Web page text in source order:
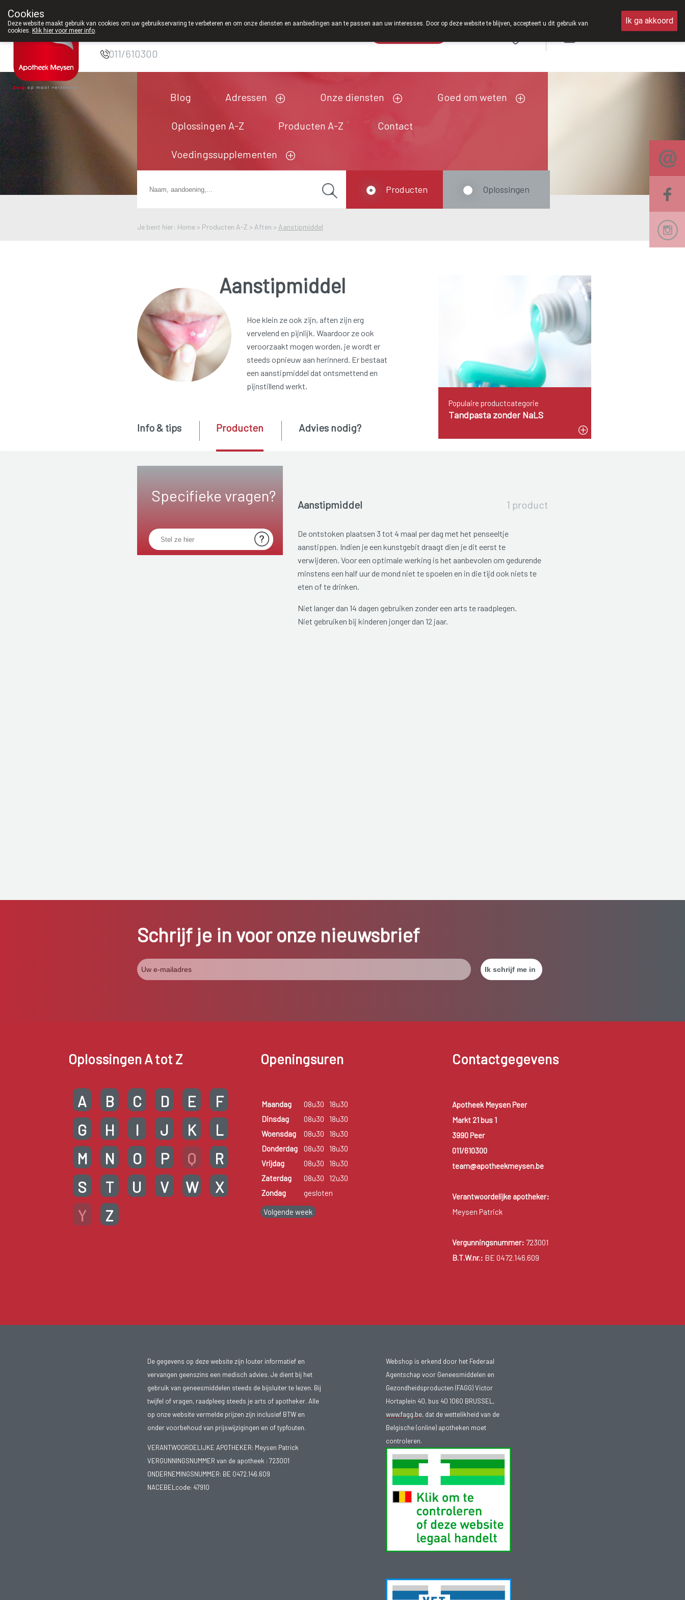
Apotheek Meysen
011/610300
Blog Adressen Onze diensten Goed om weten
Oplossingen A-Z Producten A-Z Contact
Voedingssupplementen
Je bent hier: Home > Producten A-Z > Aften > Aanstipmiddel
Producten Oplossingen
Populaire productcategorie
Tandpasta zonder NaLS
Aanstipmiddel
Hoe klein ze ook zijn, aften zijn erg
vervelend en pijnlijk. Waardoor ze ook
veroorzaakt mogen worden, je wordt er
steeds opnieuw aan herinnerd. Er bestaat
een aanstipmiddel dat ontsmettend en
pijnstillend werkt.
Specifieke vragen?
Info & tips Producten Advies nodig?
Aanstipmiddel 1 product
De ontstoken plaatsen 3 tot 4 maal per dag met het penseeltje
aanstippen. Indien je een kunstgebit draagt dien je dit eerst te
verwijderen. Voor een optimale werking is het aanbevolen om gedurende
minstens een half uur de mond niet te spoelen en in die tijd ook niets te
eten of te drinken.
Niet langer dan 14 dagen gebruiken zonder een arts te raadplegen.
Niet gebruiken bij kinderen jonger dan 12 jaar.
Schrijf je in voor onze nieuwsbrief
Oplossingen A tot Z
A B C D E
F
G
H I J K
L
M
N O P Q
R
S
T U V W
X
Y
Z
Openingsuren
Maandag 08u30
18u30
Dinsdag
08u30
18u30
Woensdag
08u30
18u30
Donderdag
08u30
18u30
Vrijdag
08u30
18u30
Zaterdag
08u30
12u30
Zondag
gesloten
Volgende week
Contactgegevens
Apotheek Meysen Peer
Markt 21 bus 1
3990 Peer
011/610300
team@apotheekmeysen.be
Verantwoordelijke apotheker:
Meysen Patrick
Vergunningsnummer: 723001
B.T.W.nr.: BE 0472.146.609
De gegevens op deze website zijn louter informatief en
vervangen geenszins een medisch advies. Je dient bij het
gebruik van geneesmiddelen steeds de bijsluiter te lezen. Bij
twijfel of vragen, raadpleeg steeds je arts of apotheker. Alle
op onze website vermelde prijzen zijn inclusief BTW en
onder voorbehoud van prijswijzigingen en of typfouten.
VERANTWOORDELIJKE APOTHEKER: Meysen Patrick
VERGUNNINGSNUMMER van de apotheek : 723001
ONDERNEMINGSNUMMER: BE 0472.146.609
NACEBELcode: 47910
Webshop is erkend door het Federaal
Agentschap voor Geneesmiddelen en
Gezondheidsproducten (FAGG) Victor
Hortaplein 40, bus 40 1060 BRUSSEL,
www.fagg.be, dat de wettelikheid van de
Belgische (online) apotheken moet
controleren.
Cookies
Deze website maakt gebruik van cookies om uw gebruikservaring te verbeteren en om onze diensten en aanbiedingen aan te passen aan uw interesses. Door op deze website te blijven, accepteert u dit gebruik van
cookies. Klik hier voor meer info.
Ik ga akkoord